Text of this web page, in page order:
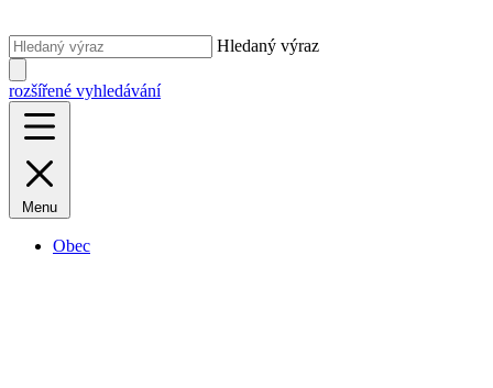
Hledaný výraz
rozšířené vyhledávání
Menu
Obec